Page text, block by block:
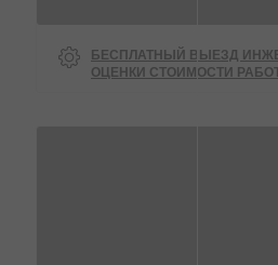
БЕСПЛАТНЫЙ ВЫЕЗД
ОЦЕНКИ СТОИМОСТИ